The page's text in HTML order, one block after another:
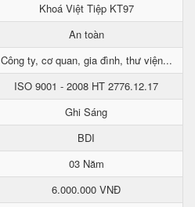
Khoá Việt Tiệp KT97
An toàn
Công ty, cơ quan, gia đình, thư viện...
ISO 9001 - 2008 HT 2776.12.17
Ghi Sáng
BDI
03 Năm
6.000.000 VNĐ